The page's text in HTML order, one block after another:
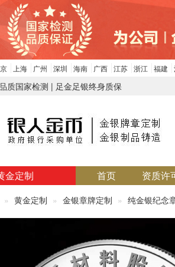
上海 广州 深圳 海南 广西 江苏 浙江 福建
质国家检测 | 足金足银终身质保
金定制 首页 资质许
黄金定制 金银章牌定制 纯金银纪念